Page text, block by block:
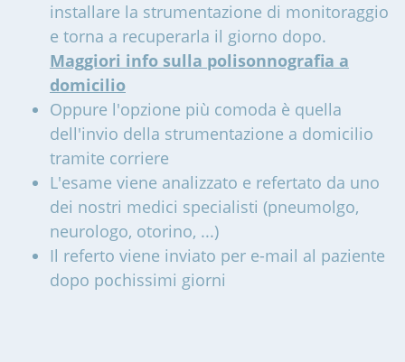
installare la strumentazione di monitoraggio
e torna a recuperarla il giorno dopo.
Maggiori info sulla polisonnografia a
domicilio
Oppure l'opzione più comoda è quella
dell'invio della strumentazione a domicilio
tramite corriere
L'esame viene analizzato e refertato da uno
dei nostri medici specialisti (pneumolgo,
neurologo, otorino, ...)
Il referto viene inviato per e-mail al paziente
dopo pochissimi giorni